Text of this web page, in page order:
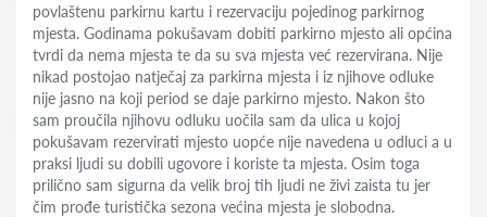
povlaštenu parkirnu kartu i rezervaciju pojedinog parkirnog
mjesta. Godinama pokušavam dobiti parkirno mjesto ali općina
tvrdi da nema mjesta te da su sva mjesta već rezervirana. Nije
nikad postojao natječaj za parkirna mjesta i iz njihove odluke
nije jasno na koji period se daje parkirno mjesto. Nakon što
sam proučila njihovu odluku uočila sam da ulica u kojoj
pokušavam rezervirati mjesto uopće nije navedena u odluci a u
praksi ljudi su dobili ugovore i koriste ta mjesta. Osim toga
prilično sam sigurna da velik broj tih ljudi ne živi zaista tu jer
čim prođe turistička sezona većina mjesta je slobodna.